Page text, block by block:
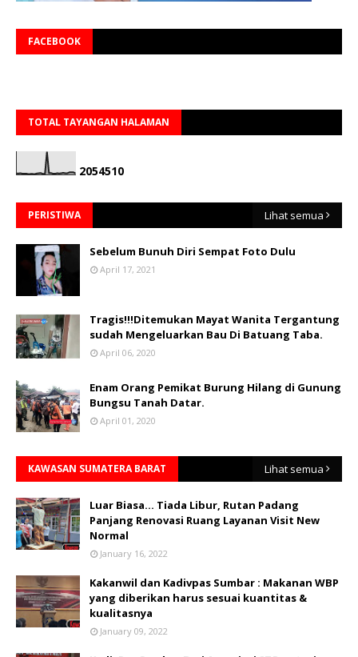
FACEBOOK
TOTAL TAYANGAN HALAMAN
2054510
PERISTIWA Lihat semua
Sebelum Bunuh Diri Sempat Foto Dulu
April 17, 2021
Tragis!!!Ditemukan Mayat Wanita Tergantung
sudah Mengeluarkan Bau Di Batuang Taba.
April 06, 2020
Enam Orang Pemikat Burung Hilang di Gunung
Bungsu Tanah Datar.
April 01, 2020
KAWASAN SUMATERA BARAT Lihat semua
Luar Biasa... Tiada Libur, Rutan Padang
Panjang Renovasi Ruang Layanan Visit New
Normal
January 16, 2022
Kakanwil dan Kadivpas Sumbar : Makanan WBP
yang diberikan harus sesuai kuantitas &
kualitasnya
January 09, 2022